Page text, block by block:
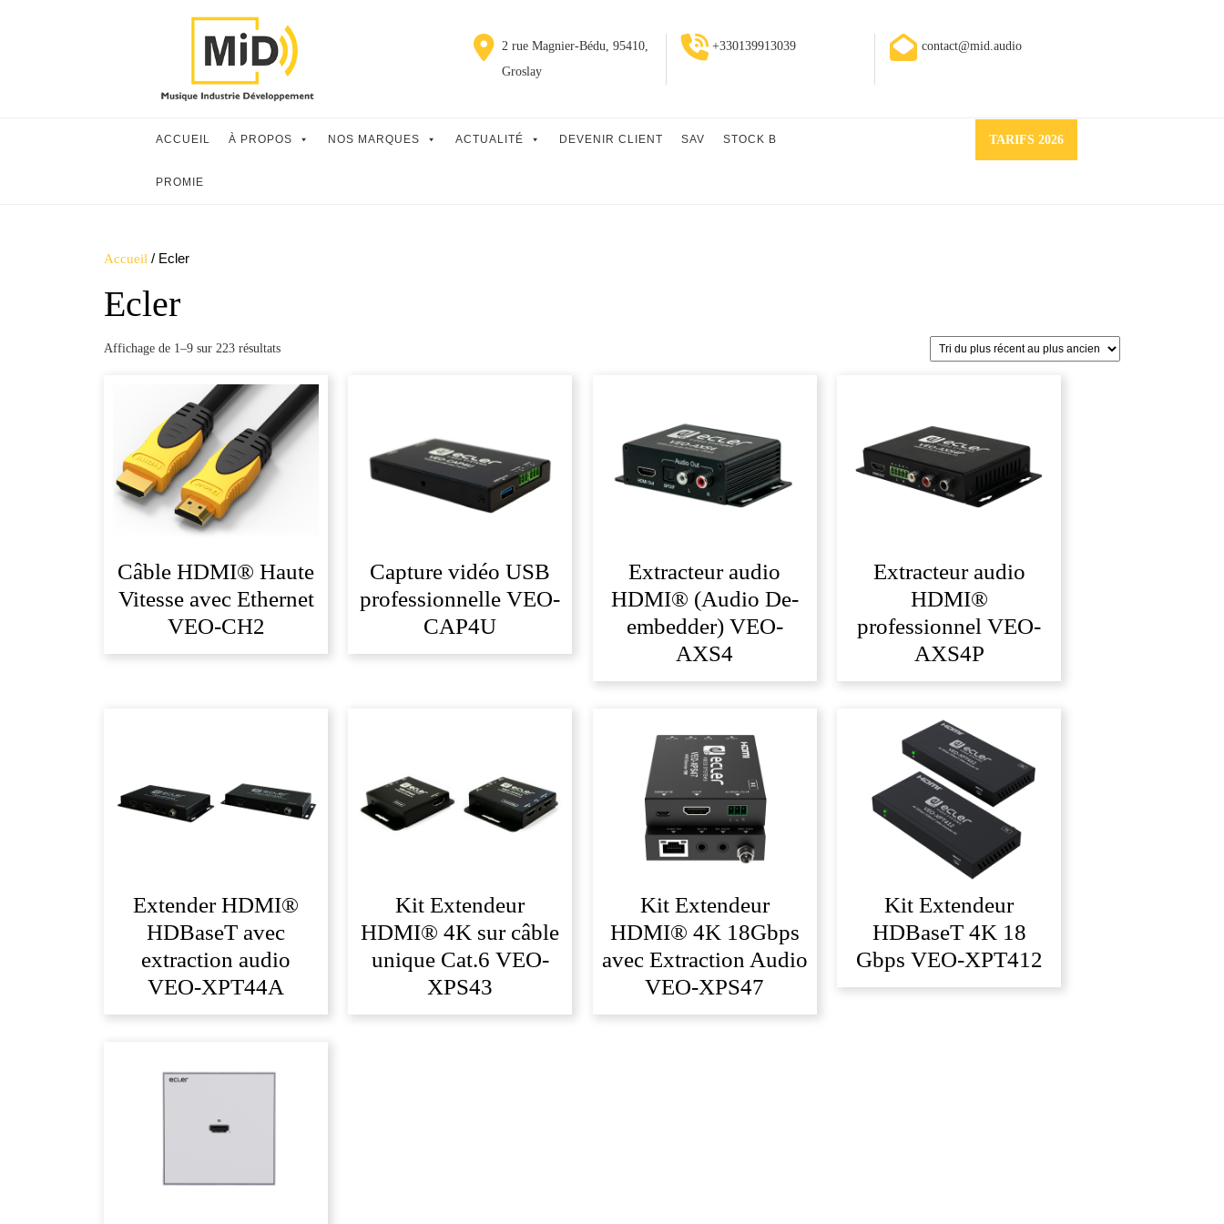
2 rue Magnier-Bédu, 95410,
Groslay
+330139913039 contact@mid.audio
ACCUEIL À PROPOS NOS MARQUES ACTUALITÉ DEVENIR CLIENT SAV STOCK B
PROMIE
TARIFS 2026Request
a
Accueil / Ecler
Ecler
Affichage de 1–9 sur 223 résultatsTrié
plus
récent
au
Câble HDMI® Haute
Vitesse avec Ethernet
VEO-CH2
Capture vidéo USB
professionnelle VEO-
CAP4U
Extracteur audio
HDMI® (Audio De-
embedder) VEO-
AXS4
Extracteur audio
HDMI®
professionnel VEO-
AXS4P
Extender HDMI®
HDBaseT avec
extraction audio
VEO-XPT44A
Kit Extendeur
HDMI® 4K sur câble
unique Cat.6 VEO-
XPS43
Kit Extendeur
HDMI® 4K 18Gbps
avec Extraction Audio
VEO-XPS47
Kit Extendeur
HDBaseT 4K 18
Gbps VEO-XPT412